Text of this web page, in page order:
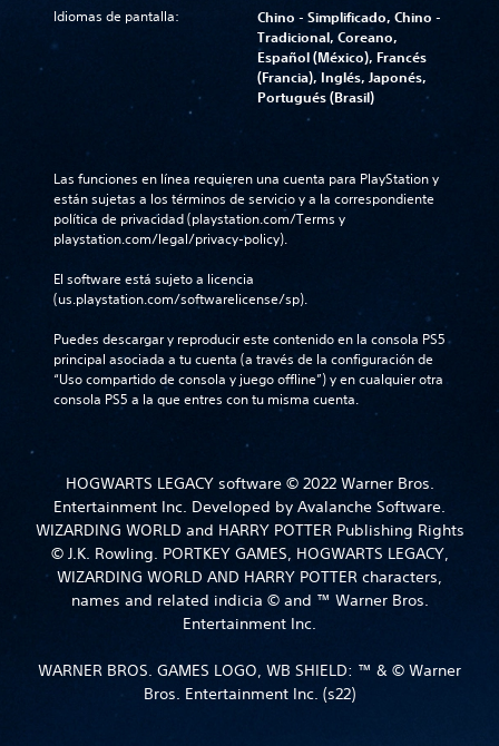
Idiomas de pantalla:
Chino - Simplificado, Chino -
Tradicional, Coreano,
Español (México), Francés
(Francia), Inglés, Japonés,
Portugués (Brasil)
Las funciones en línea requieren una cuenta para PlayStation y
están sujetas a los términos de servicio y a la correspondiente
política de privacidad (playstation.com/Terms y
playstation.com/legal/privacy-policy).
El software está sujeto a licencia
(us.playstation.com/softwarelicense/sp).
Puedes descargar y reproducir este contenido en la consola PS5
principal asociada a tu cuenta (a través de la configuración de
“Uso compartido de consola y juego offline”) y en cualquier otra
consola PS5 a la que entres con tu misma cuenta.
HOGWARTS LEGACY software © 2022 Warner Bros.
Entertainment Inc. Developed by Avalanche Software.
WIZARDING WORLD and HARRY POTTER Publishing Rights
© J.K. Rowling. PORTKEY GAMES, HOGWARTS LEGACY,
WIZARDING WORLD AND HARRY POTTER characters,
names and related indicia © and ™ Warner Bros.
Entertainment Inc.
WARNER BROS. GAMES LOGO, WB SHIELD: ™ & © Warner
Bros. Entertainment Inc. (s22)